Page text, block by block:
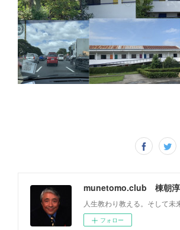
munetomo.club 棟朝
人生教わり教える。そして未
フォロー